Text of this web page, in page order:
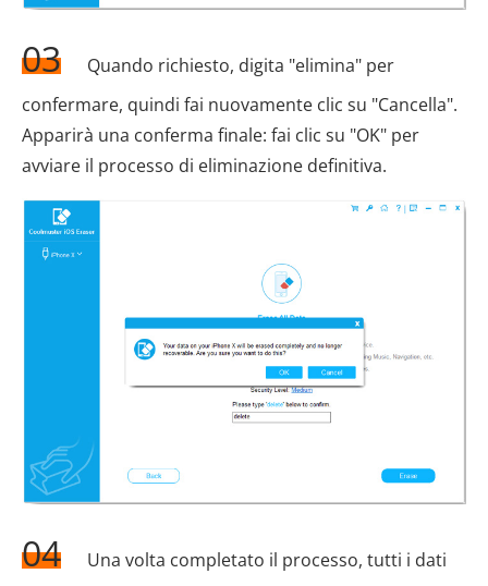
03
Quando richiesto, digita "elimina" per
confermare, quindi fai nuovamente clic su "Cancella".
Apparirà una conferma finale: fai clic su "OK" per
avviare il processo di eliminazione definitiva.
04
Una volta completato il processo, tutti i dati